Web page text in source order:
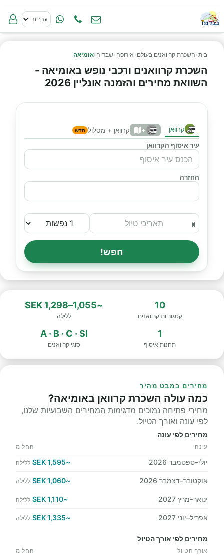
בית› השכרת קרוואנים בעולם › אירופה ›שבדיה ›אומיאה
השכרת קרוואנים ורכבי נופש באומיאה -
השוואת מחירים והזמנה אונליין 2026
קרוואן + קרוואן + מסלול חדש
עיר איסוף הקרוואן
החזרה
חפש!
10
קטגוריות קרוואנים
~1,055–1,298 SEK
ללילה
1
תחנות איסוף
A · B · C · SI
סוגי קרוואנים
מחירים במבט מהיר
כמה עולה השכרת קרוואן באומיאה?
מחירי פתיחה נמוכים מדגימות המחירים השבועיות שלנו,
לפי עונה ואורך הטיול.
מחירים לפי עונה
עונה החל מ
יולי–ספטמבר 2026 ~1,595 SEK ללילה
אוקטובר–דצמבר 2026 ~1,060 SEK ללילה
ינואר–מרץ 2027 ~1,110 SEK ללילה
אפריל–יוני 2027 ~1,335 SEK ללילה
מחירים לפי אורך הטיול
אורך הטיול החל מ